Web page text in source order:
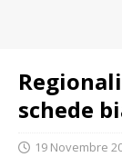
schede
19 Novembre